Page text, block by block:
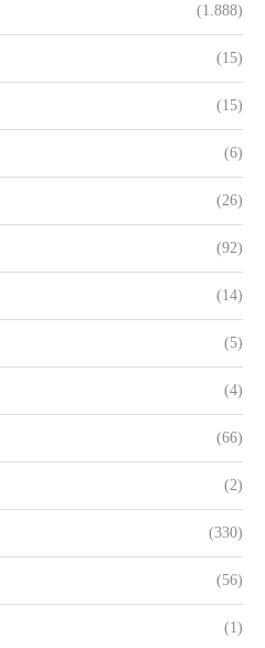
(1.888)
(15)
(15)
(6)
(26)
(92)
(14)
(5)
(4)
(66)
(2)
(330)
(56)
(1)